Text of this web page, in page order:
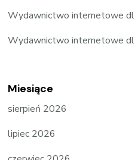
Wydawnictwo internetowe
Wydawnictwo internetowe
Miesiące
sierpień 2026
lipiec 2026